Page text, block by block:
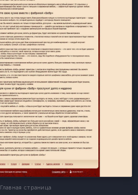
Главная страница